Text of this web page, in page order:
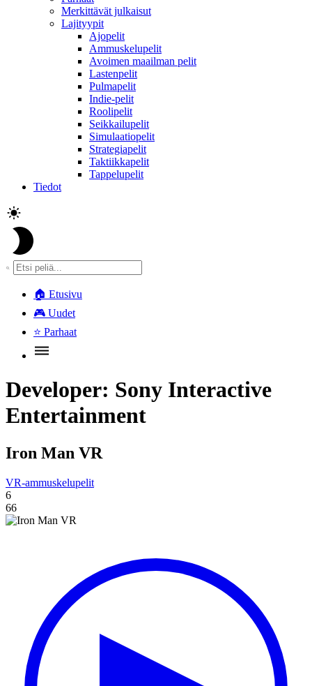
Merkittävät julkaisut
Lajityypit
Ajopelit
Ammuskelupelit
Avoimen maailman pelit
Lastenpelit
Pulmapelit
Indie-pelit
Roolipelit
Seikkailupelit
Simulaatiopelit
Strategiapelit
Taktiikkapelit
Tappelupelit
Tiedot
🏠 Etusivu
🎮 Uudet
⭐ Parhaat
Developer: Sony Interactive
Entertainment
Iron Man VR
VR-ammuskelupelit
6
66